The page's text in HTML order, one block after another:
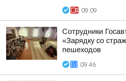
09:09
Сотрудники
«Зарядку со
пешеходов
09:46